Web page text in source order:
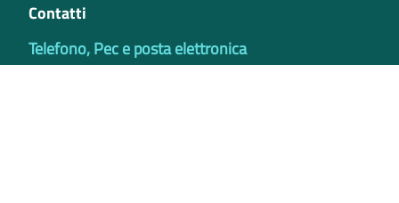
Contatti
Telefono, Pec e posta elettronica